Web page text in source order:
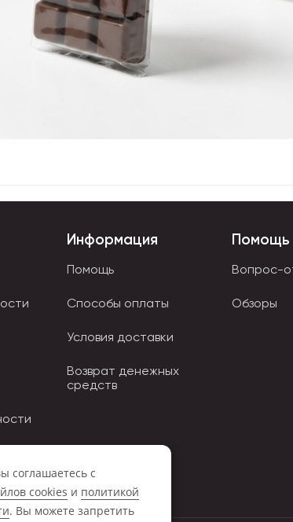
Информация
Помощь
Способы оплаты
Условия доставки
Возврат денежных
средств
Помощь
Вопрос-
Обзоры
соглашаетесь с
cookies и политикой
. Вы можете запретить